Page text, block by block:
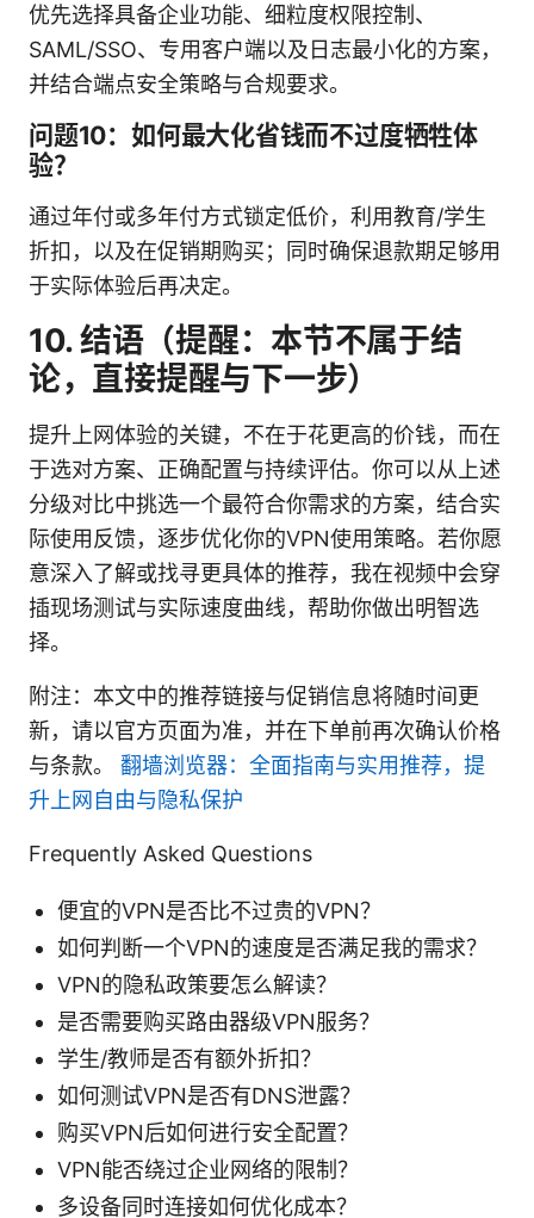
优先选择具备企业功能、细粒度权限控制、
SAML/SSO、专用客户端以及日志最小化的方案，
并结合端点安全策略与合规要求。
问题10：如何最大化省钱而不过度牺牲体
验？
通过年付或多年付方式锁定低价，利用教育/学生
折扣，以及在促销期购买；同时确保退款期足够用
于实际体验后再决定。
10. 结语（提醒：本节不属于结
论，直接提醒与下一步）
提升上网体验的关键，不在于花更高的价钱，而在
于选对方案、正确配置与持续评估。你可以从上述
分级对比中挑选一个最符合你需求的方案，结合实
际使用反馈，逐步优化你的VPN使用策略。若你愿
意深入了解或找寻更具体的推荐，我在视频中会穿
插现场测试与实际速度曲线，帮助你做出明智选
择。
附注：本文中的推荐链接与促销信息将随时间更
新，请以官方页面为准，并在下单前再次确认价格
与条款。 翻墙浏览器：全面指南与实用推荐，提
升上网自由与隐私保护
Frequently Asked Questions
便宜的VPN是否比不过贵的VPN？
如何判断一个VPN的速度是否满足我的需求？
VPN的隐私政策要怎么解读？
是否需要购买路由器级VPN服务？
学生/教师是否有额外折扣？
如何测试VPN是否有DNS泄露？
购买VPN后如何进行安全配置？
VPN能否绕过企业网络的限制？
多设备同时连接如何优化成本？